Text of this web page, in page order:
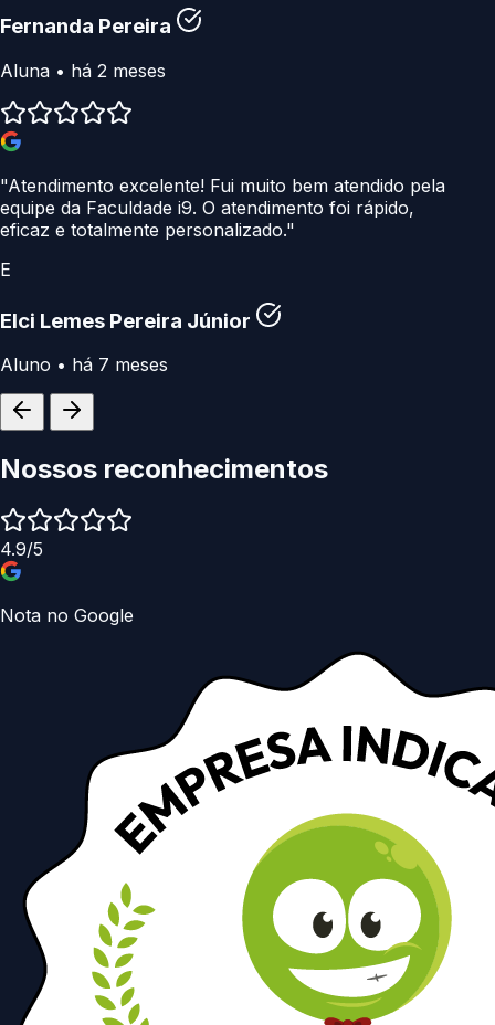
Fernanda Pereira
Aluna • há 2 meses
"Atendimento excelente! Fui muito bem atendido pela
equipe da Faculdade i9. O atendimento foi rápido,
eficaz e totalmente personalizado."
E
Elci Lemes Pereira Júnior
Aluno • há 7 meses
Nossos reconhecimentos
4.9/5
Nota no Google